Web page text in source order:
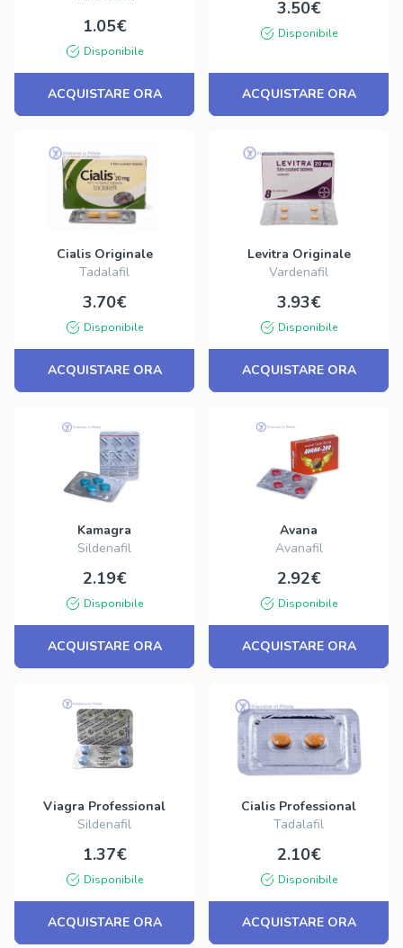
1.05€
Disponibile
ACQUISTARE ORA
3.50€
Disponibile
ACQUISTARE ORA
Cialis Originale
Tadalafil
3.70€
Disponibile
ACQUISTARE ORA
Levitra Originale
Vardenafil
3.93€
Disponibile
ACQUISTARE ORA
Kamagra
Sildenafil
2.19€
Disponibile
ACQUISTARE ORA
Avana
Avanafil
2.92€
Disponibile
ACQUISTARE ORA
Viagra Professional
Sildenafil
1.37€
Disponibile
ACQUISTARE ORA
Cialis Professional
Tadalafil
2.10€
Disponibile
ACQUISTARE ORA